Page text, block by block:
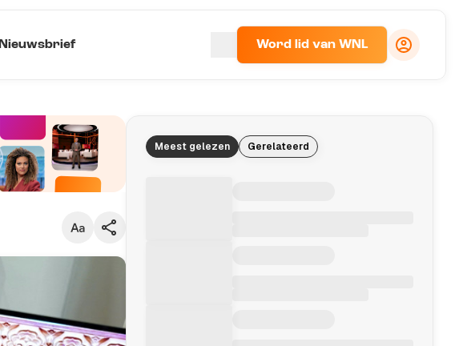
Nieuwsbrief Word lid van WNL
Standaard
Groot
Meest gelezen Gerelateerd